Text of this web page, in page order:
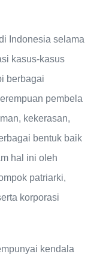
Indonesia selama
kasus-kasus
berbagai
pembela
kekerasan,
bentuk baik
hal ini oleh
patriarki,
korporasi
kendala